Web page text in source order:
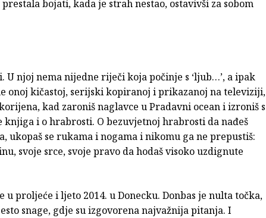
prestala bojati, kada je strah nestao, ostavivši za sobom
U njoj nema nijedne riječi koja počinje s ‘ljub…’, a ipak
onoj kičastoj, serijski kopiranoj i prikazanoj na televiziji,
kad zaroniš naglavce u Pradavni ocean i izroniš s
knjiga i o hrabrosti. O bezuvjetnoj hrabrosti da nađeš
ukopaš se rukama i nogama i nikomu ga ne prepustiš:
svoje srce, svoje pravo da hodaš visoko uzdignute
u proljeće i ljeto 2014. u Donecku. Donbas je nulta točka,
snage, gdje su izgovorena najvažnija pitanja. I